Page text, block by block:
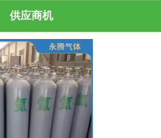
供应商机